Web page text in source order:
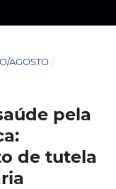
AGOSTO /
pela
de tutela